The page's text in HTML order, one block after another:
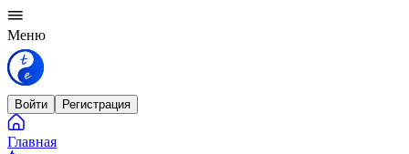
Меню
Войти Регистрация
Главная